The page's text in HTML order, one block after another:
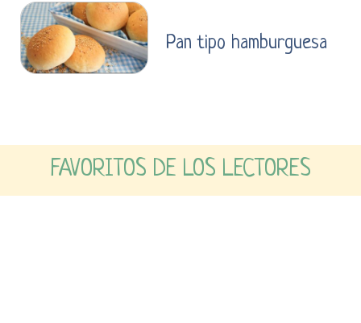
Pan tipo hamburguesa
FAVORITOS DE LOS LECTORES